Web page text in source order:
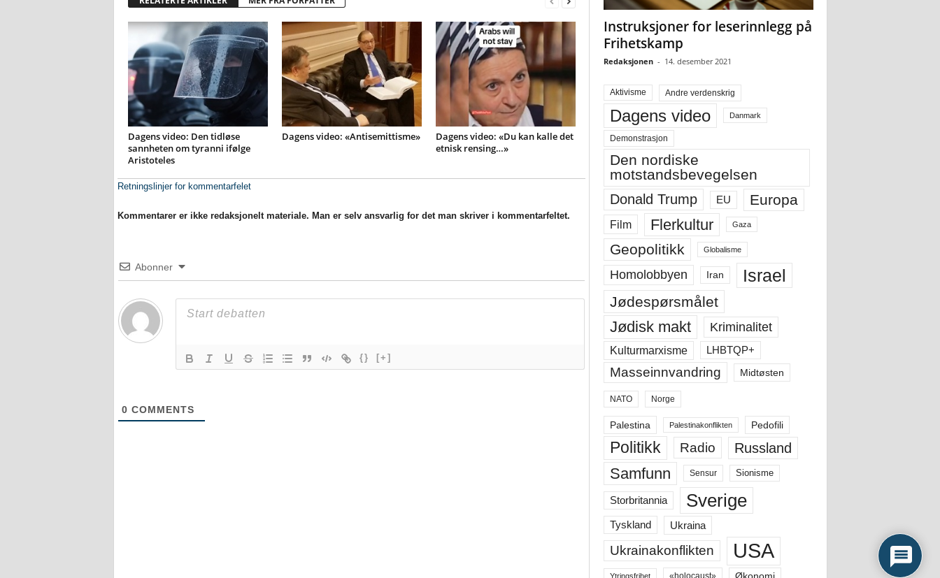
Dagens video: Den tidløse
sannheten om tyranni ifølge
Aristoteles
Dagens video: «Antisemittisme»
Dagens video: «Du kan kalle det
etnisk rensing…»
Retningslinjer for kommentarfelet
Kommentarer er ikke redaksjonelt materiale. Man er selv ansvarlig for det man skriver i kommentarfeltet.
Abonner
{} [+]
0 COMMENTS
Instruksjoner for leserinnlegg på
Frihetskamp
Redaksjonen - 14. desember 2021
Aktivisme Andre verdenskrig
Dagens video Danmark
Demonstrasjon
Den nordiske
motstandsbevegelsen
Donald Trump EU Europa
Film Flerkultur Gaza
Geopolitikk Globalisme
Homolobbyen Iran Israel
Jødespørsmålet
Jødisk makt Kriminalitet
Kulturmarxisme LHBTQP+
Masseinnvandring Midtøsten
NATO Norge
Palestina Palestinakonflikten Pedofili
Politikk Radio Russland
Samfunn Sensur Sionisme
Storbritannia Sverige
Tyskland Ukraina
Ukrainakonflikten USA
Ytringsfrihet